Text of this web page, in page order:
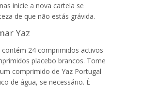
inicie a nova cartela se
de que não estás grávida.
Yaz
contém 24 comprimidos activos
placebo brancos. Tome
comprimido de Yaz Portugal
de água, se necessário. É